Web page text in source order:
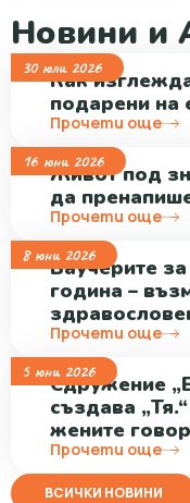
Новини и
30 юли 2026
Как
подарени на
Прочети още
16 юни 2026
Живот под
да
Прочети още
8 юни 2026
Ваучерите
година –
Прочети още
5 юни 2026
Сдружение
създава
жените
Прочети още
ВСИЧКИ НОВИНИ